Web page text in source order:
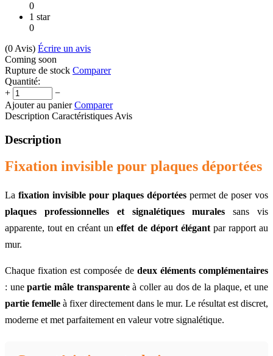
0
1 star
0
(0 Avis) Écrire un avis
Coming soon
Rupture de stock Comparer
Quantité:
+
−
Ajouter au panier Comparer
Description Caractéristiques Avis
Description
Fixation invisible pour plaques déportées
La fixation invisible pour plaques déportées permet de poser vos
plaques professionnelles et signalétiques murales sans vis
apparente, tout en créant uneffet de déport élégantpar rapport au
mur.
Chaque fixation est composée de deux éléments complémentaires
: unepartie mâle transparenteà coller au dos de la plaque, et une
partie femelle à fixer directement dans le mur. Le résultat est discret,
moderne et met parfaitement en valeur votre signalétique.